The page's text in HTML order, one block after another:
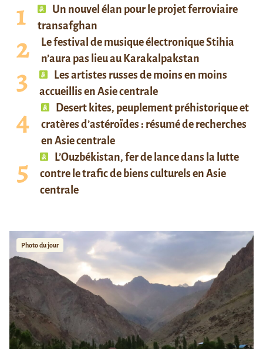
Un nouvel élan pour le projet ferroviaire
transafghan
Le festival de musique électronique Stihia
n’aura pas lieu au Karakalpakstan
Les artistes russes de moins en moins
accueillis en Asie centrale
Desert kites, peuplement préhistorique et
cratères d’astéroïdes : résumé de recherches
en Asie centrale
L’Ouzbékistan, fer de lance dans la lutte
contre le trafic de biens culturels en Asie
centrale
Photo du jour